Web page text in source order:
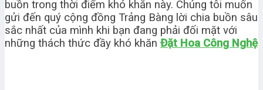
buồn trong thời điểm khó khăn này. Chúng tôi muốn
gửi đến quý cộng đồng Trảng Bàng lời chia buồn sâu
sắc nhất của mình khi bạn đang phải đối mặt với
những thách thức đầy khó khăn Đặt Hoa Công Nghệ